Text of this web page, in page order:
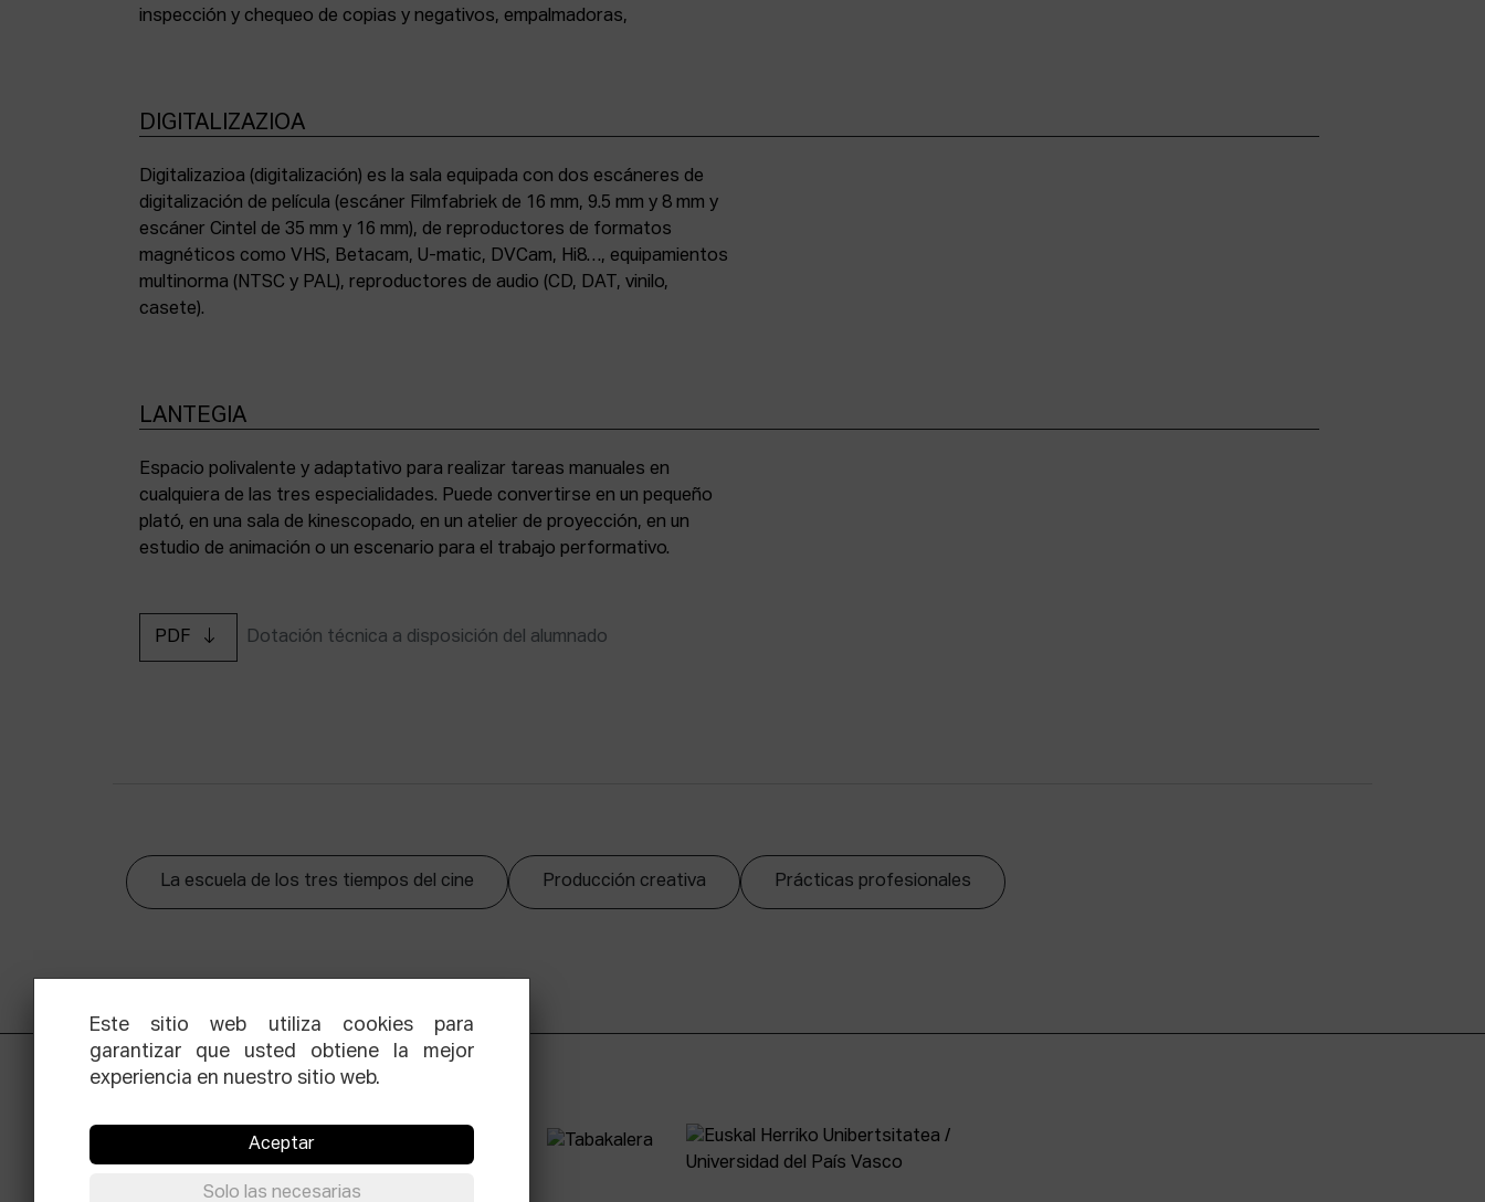
inspección y chequeo de copias y negativos, empalmadoras,
DIGITALIZAZIOA
Digitalizazioa (digitalización) es la sala equipada con dos escáneres de
digitalización de película (escáner Filmfabriek de 16 mm, 9.5 mm y 8 mm y
escáner Cintel de 35 mm y 16 mm), de reproductores de formatos
magnéticos como VHS, Betacam, U-matic, DVCam, Hi8…, equipamientos
multinorma (NTSC y PAL), reproductores de audio (CD, DAT, vinilo,
casete).
LANTEGIA
Espacio polivalente y adaptativo para realizar tareas manuales en
cualquiera de las tres especialidades. Puede convertirse en un pequeño
plató, en una sala de kinescopado, en un atelier de proyección, en un
estudio de animación o un escenario para el trabajo performativo.
PDF Dotación técnica a disposición del alumnado
La escuela de los tres tiempos del cine Producción creativa Prácticas profesionales
Este sitio web utiliza cookies para
garantizar que usted obtiene la mejor
experiencia en nuestro sitio web.
Aceptar
Solo las necesarias